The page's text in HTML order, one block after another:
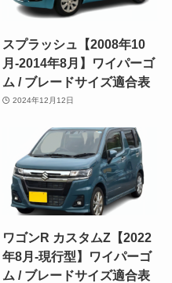
スプラッシュ【2008年10
月-2014年8月】ワイパーゴ
ム / ブレードサイズ適合表
2024年12月12日
ワゴンR カスタムZ【2022
年8月-現行型】ワイパーゴ
ム / ブレードサイズ適合表